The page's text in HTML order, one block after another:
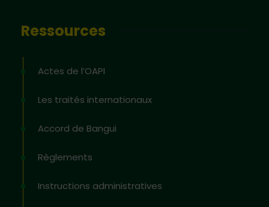
Ressources
Actes de l’OAPI
Les traités internationaux
Accord de Bangui
Règlements
Instructions administratives